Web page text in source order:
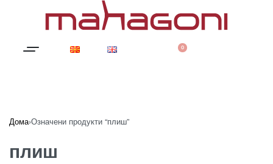
0
Дома›Означени продукти “плиш”
плиш